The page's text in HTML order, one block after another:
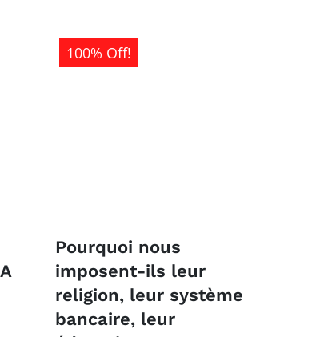
100% Off!
Pourquoi nous
imposent-ils leur
religion, leur système
bancaire, leur